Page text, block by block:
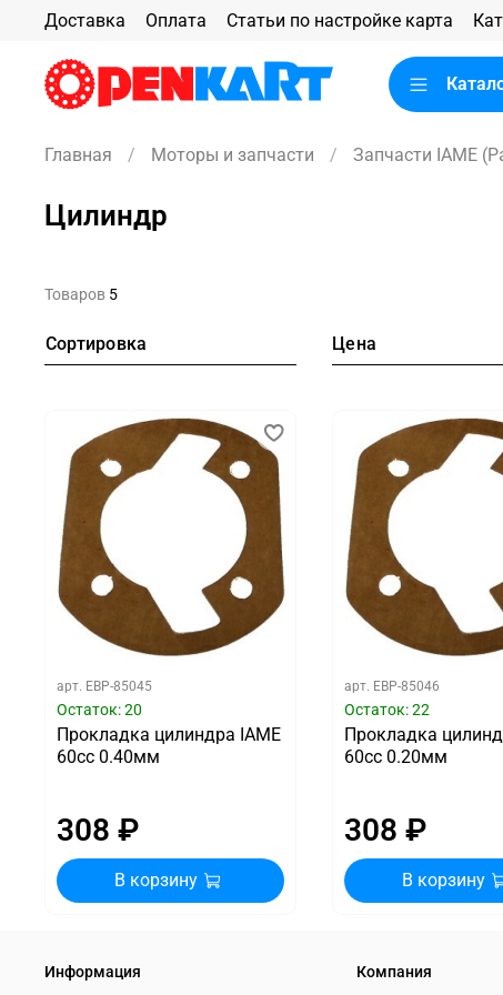
Доставка Оплата Статьи по настройке карта
Главная Моторы и запчасти Запчасти IAME
Цилиндр
Товаров 5
Сортировка Цена
арт. EBP-85045
Остаток: 20
Прокладка цилиндра IAME
60cc 0.40мм
308 ₽
В корзину
арт. EBP-85046
Остаток: 22
Прокладка
60cc 0.20мм
308 ₽
В корзину
Информация Компания